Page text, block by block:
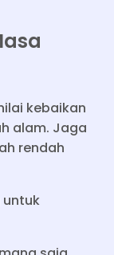
kebaikan
alam. Jaga
rendah